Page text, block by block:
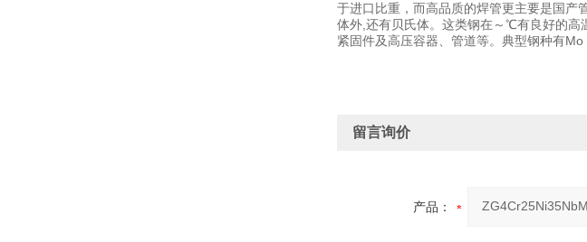
于进口比重，而高品质的焊管更主要是国产
体外,还有贝氏体。这类钢在～℃有良好的高
紧固件及高压容器、管道等。典型钢种有
留言询价
产品：